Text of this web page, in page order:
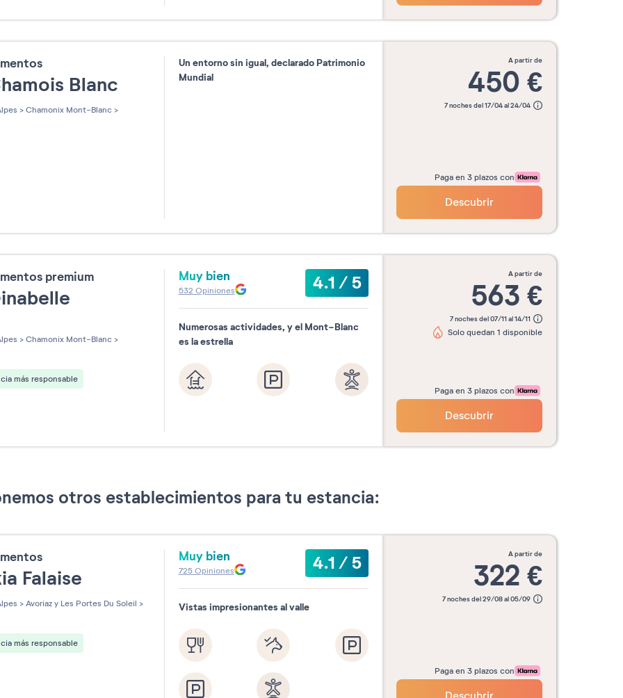
31
Blanc
> Chamonix Mont-Blanc >
Un entorno sin igual, declarado Patrimonio
Mundial
a partir de
450 €
7 noches del 17/04 al 24/04
Paga en 3 plazos con
Descubrir
premium
sur 5
> Chamonix Mont-Blanc >
más responsable
Muy bien 4.1/5
532 Opiniones
Numerosas actividades, y el Mont-Blanc
es la estrella
a partir de
563 €
7 noches del 07/11 al 14/11
Solo quedan 1 disponible
Paga en 3 plazos con
Descubrir
otros establecimientos para tu estancia:
Falaise
> Avoriaz y Les Portes Du Soleil >
más responsable
Muy bien 4.1/5
725Opiniones
Vistas impresionantes al valle
a partir de
322 €
7 noches del 29/08 al 05/09
Paga en 3 plazos con